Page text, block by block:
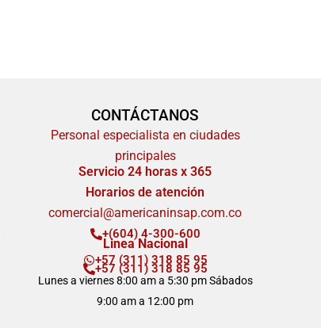
CONTÁCTANOS
Personal especialista en ciudades
principales
Servicio 24 horas x 365
Horarios de atención
comercial@americaninsap.com.co
+(604) 4-300-600
Linea Nacional
+57 (311) 318 85 95
+57 (311) 318 85 95
Lunes a viernes 8:00 am a 5:30 pm Sábados
9:00 am a 12:00 pm